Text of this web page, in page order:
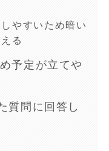
やすいため暗い
る
予定が立てや
質問に回答し